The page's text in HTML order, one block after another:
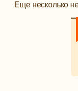
Еще несколько